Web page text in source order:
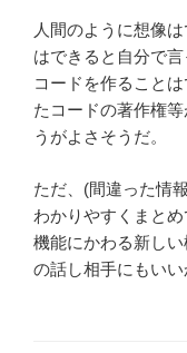
人間のように想像
はできると自分で
コードを作ること
たコードの著作権
うがよさそうだ。
ただ、(間違った情
わかりやすくまと
機能にかわる新し
の話し相手にもい